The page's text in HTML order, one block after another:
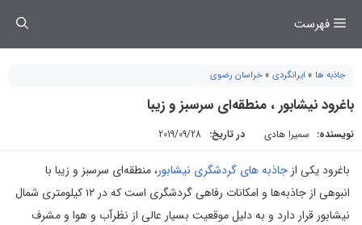
فهرست
جاذبه ها » ایرانگردی » خراسان رضوی
باغرود نیشابور ، منطقه‌ای سرسبز و زیبا
نویسنده: سمیرا هادی در تاریخ: 2019/09/28
باغرود یکی از جاذبه های گردشگری نیشابور، منطقه‌ای سرسبز و زیبا با
انبوهی از جاذبه‌ها و امکانات رفاهی گردشگری است که در ۱۲ کیلومتری شمال
نیشابور قرار دارد و به دلیل موقعیت بسیار عالی از نظرآب و هوا و مشرف